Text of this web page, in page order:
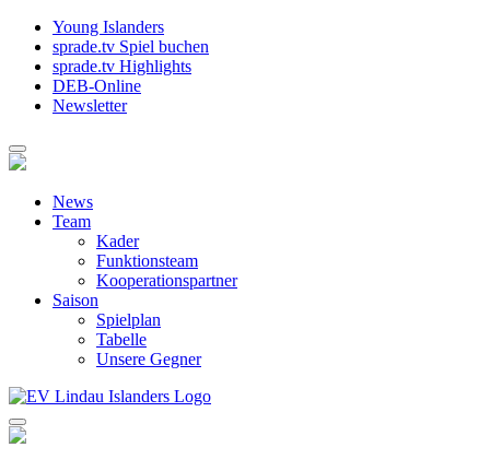
Young Islanders
sprade.tv Spiel buchen
sprade.tv Highlights
DEB-Online
Newsletter
News
Team
Kader
Funktionsteam
Kooperationspartner
Saison
Spielplan
Tabelle
Unsere Gegner